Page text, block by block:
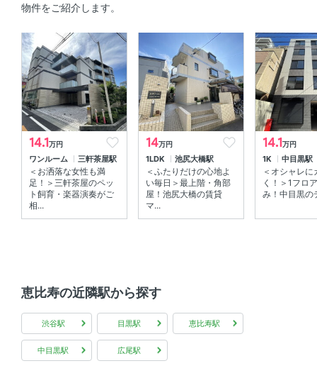
セキュリティ
ＴＶモニタ付きインターホン 、 オートロック 、 防犯カメ
ラ
室内設備
エアコン 、 室内洗濯機置場
部屋の特徴
全居室フローリング 、 南向き 、 バルコニー
共用部
物件をご紹介します。
14.1万円
ワンルーム 三軒茶屋駅
＜お洒落な女性も満
足！＞三軒茶屋のペッ
ト飼育・楽器演奏がご
相...
14万円
1LDK 池尻大橋駅
＜ふたりだけの心地よ
い毎日＞最上階・角部
屋！池尻大橋の賃貸
マ...
14.1万円
1K 中目黒駅
＜オシャレに
く！＞1フロ
み！中目黒の
恵比寿の近隣駅から探す
渋谷駅 目黒駅 恵比寿駅
中目黒駅 広尾駅